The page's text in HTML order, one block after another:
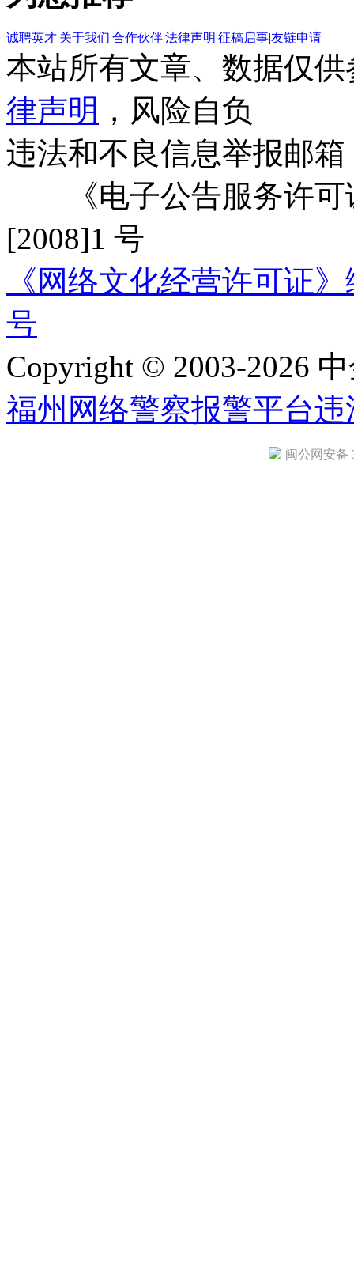
诚聘英才|关于我们|合作伙伴|法律声明|征稿启事|友链申请
本站所有文章、数据仅
律声明 ，风险自负
违法和不良信息举报邮箱
《电子公告服务许可
[2008]1 号
《网络文化经营许可证
号
Copyright © 2003-2026
福州网络警察报警平台违
闽公网安备